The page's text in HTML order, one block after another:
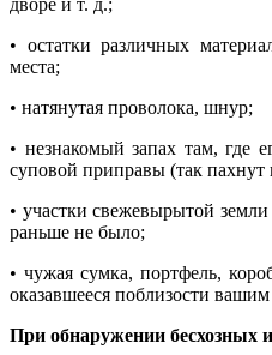
дворе и т. д.;
• остатки различных
места;
• натянутая проволока, шнур;
• незнакомый запах там, где
суповой приправы (так
• участки свежевырытой
раньше не было;
• чужая сумка, портфель,
оказавшееся поблизости
При обнаружении бесхозных